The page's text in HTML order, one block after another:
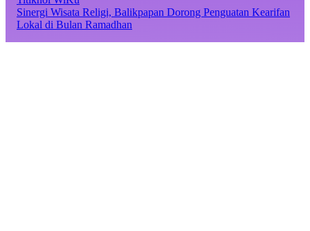
Sinergi Wisata Religi, Balikpapan Dorong Penguatan Kearifan
Lokal di Bulan Ramadhan